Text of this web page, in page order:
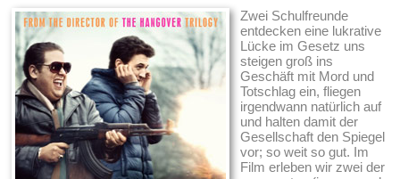
Zwei Schulfreunde
entdecken eine lukrative
Lücke im Gesetz uns
steigen groß ins
Geschäft mit Mord und
Totschlag ein, fliegen
irgendwann natürlich auf
und halten damit der
Gesellschaft den Spiegel
vor; so weit so gut. Im
Film erleben wir zwei der